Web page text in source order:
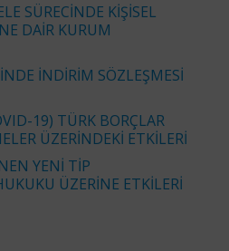
SÜRECİNDE KİŞİSEL
DAİR KURUM
İNDİRİM SÖZLEŞMESİ
19) TÜRK BORÇLAR
ÜZERİNDEKİ ETKİLERİ
YENİ TİP
ÜZERİNE ETKİLERİ